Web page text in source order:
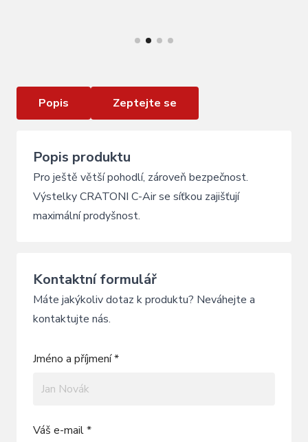
Popis Zeptejte se
Popis produktu
Pro ještě větší pohodlí, zároveň bezpečnost.
Výstelky CRATONI C-Air se síťkou zajišťují
maximální prodyšnost.
Kontaktní formulář
Máte jakýkoliv dotaz k produktu? Neváhejte a
kontaktujte nás.
Jméno a příjmení *
Váš e-mail *